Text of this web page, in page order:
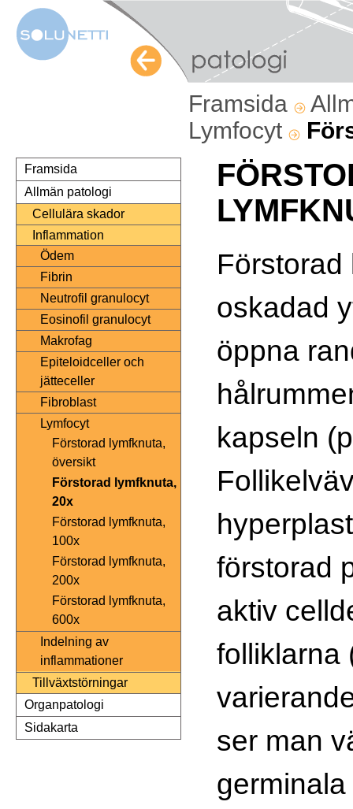
Framsida
Lymfocyt
Framsida
Allmän patologi
Cellulära skador
Inflammation
Ödem
Fibrin
Neutrofil granulocyt
Eosinofil granulocyt
Makrofag
Epiteloidceller och
jätteceller
Fibroblast
Lymfocyt
Förstorad lymfknuta,
översikt
Förstorad lymfknuta,
20x
Förstorad lymfknuta,
100x
Förstorad lymfknuta,
200x
Förstorad lymfknuta,
600x
Indelning av
inflammationer
Tillväxtstörningar
Organpatologi
Sidakarta
Förstorad
oskadad
öppna
kapseln
förstorad
aktiv
folliklarna
ser man